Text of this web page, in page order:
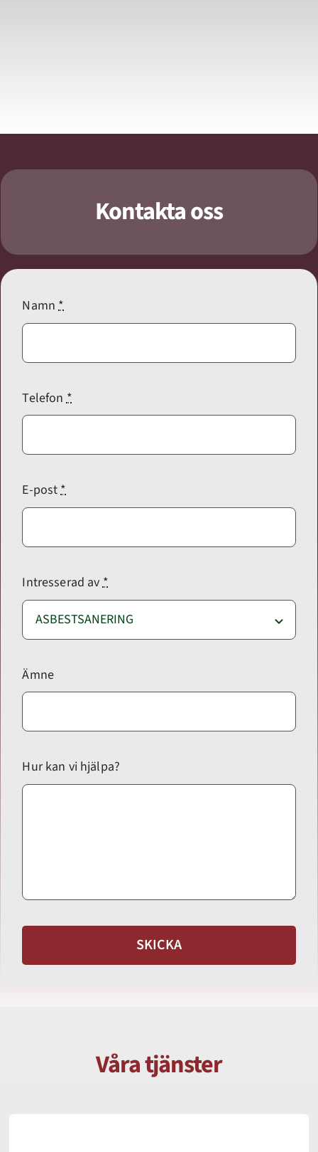
Kontakta oss
Namn*
Telefon*
E-post*
Intresserad av*
Ämne
Hur kan vi hjälpa?
SKICKA
Våra tjänster